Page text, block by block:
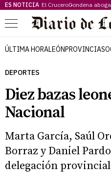
ES NOTICIA El CruceroCondena
Menú
ÚLTIMA HORALEÓNPROVINCIA
DEPORTES
Diez bazas
Nacional
Marta García, Saúl
Borraz y Daniel
delegación